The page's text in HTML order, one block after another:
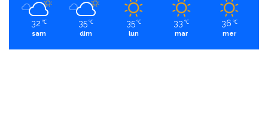
32 ℃
sam
35 ℃
dim
35 ℃
lun
33 ℃
mar
36 ℃
mer